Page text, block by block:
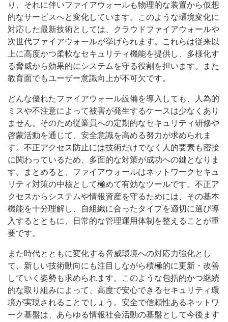
り、それに伴いファイアウォールも物理的な装置から仮想
的なサービスへと変化しています。このような環境変化に
対応した最新技術としては、クラウドファイアウォールや
次世代ファイアウォールが挙げられます。これらは従来以
上に高度かつ柔軟なセキュリティ機能を提供し、多様化す
る脅威から効果的にシステムを守る役割を担います。また
教育面でもユーザー意識向上が不可欠です。
どんな優れたファイアウォール設備を導入しても、人為的
ミスや不注意によって被害が発生するケースは少なくあり
ません。そのため従業員への定期的なセキュリティ研修や
啓蒙活動を通じて、安全意識を高める努力が求められま
す。不正アクセス防止には技術だけでなく人的要素も密接
に関わっているため、多面的な対策が成功への鍵となりま
す。まとめると、ファイアウォールはネットワークセキュ
リティ対策の中核として極めて有効なツールです。不正ア
クセスからシステムや情報資産を守るためには、その基本
機能を十分理解し、自組織に合ったタイプを適切に選び導
入するとともに、日常的な管理運用体制を整えることが重
要です。
また時代とともに変化する脅威環境への対応力強化とし
て、新しい技術動向にも注目しながら積極的に更新・改善
していく姿勢も求められます。このような包括的かつ継続
的な取り組みによって、高度で安心できるセキュリティ環
境が実現されることでしょう。安全で信頼性あるネットワ
ーク基盤は、あらゆる情報社会活動の基盤として今後ます